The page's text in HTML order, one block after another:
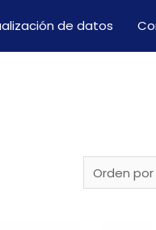
de datos